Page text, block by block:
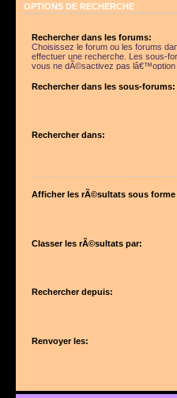
OPTIONS DE RECHERCHE
Rechercher dans les forums:
Choisissez le forum ou les forums
effectuer une recherche. Les sous-
vous ne dÃ©sactivez pas
Rechercher dans les sous-forums:
Rechercher dans:
Afficher les rÃ©sultats sous forme
Classer les rÃ©sultats par:
Rechercher depuis:
Renvoyer les: